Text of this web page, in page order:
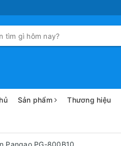
Sản phẩm Thương hiệu
Pangao PG-800B10